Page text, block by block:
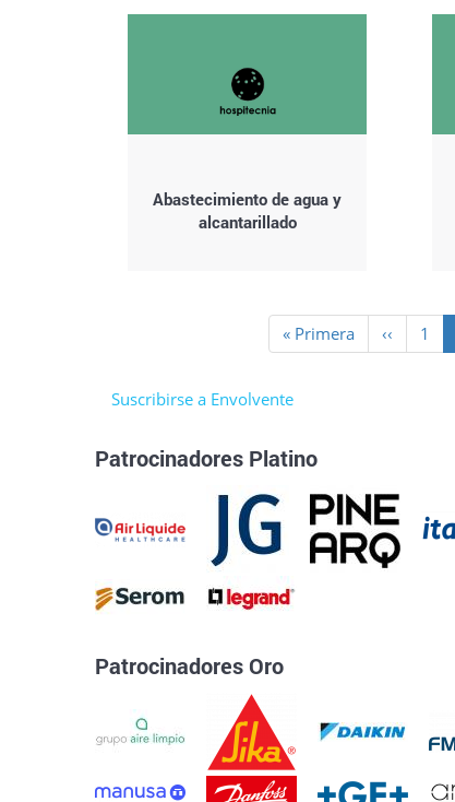
Abastecimiento de agua y
alcantarillado
Primera
página
« Primera
Página
anterior
‹‹ Page
1
Suscribirse a Envolvente
Patrocinadores Platino
Patrocinadores Oro